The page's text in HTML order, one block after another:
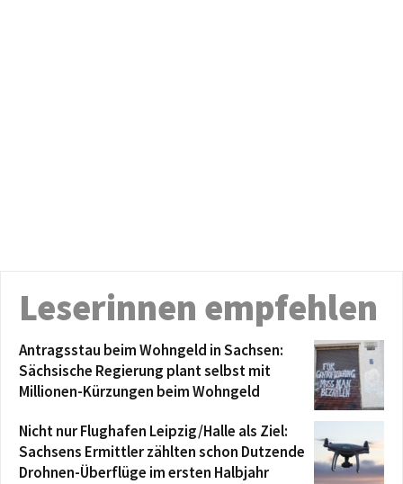
Leserinnen empfehlen
Antragsstau beim Wohngeld in Sachsen:
Sächsische Regierung plant selbst mit
Millionen-Kürzungen beim Wohngeld
Nicht nur Flughafen Leipzig/Halle als Ziel:
Sachsens Ermittler zählten schon Dutzende
Drohnen-Überflüge im ersten Halbjahr